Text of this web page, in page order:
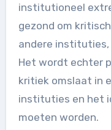
institutioneel
gezond om
andere
Het wordt echter
kritiek omslaat in
instituties en het
moeten worden.